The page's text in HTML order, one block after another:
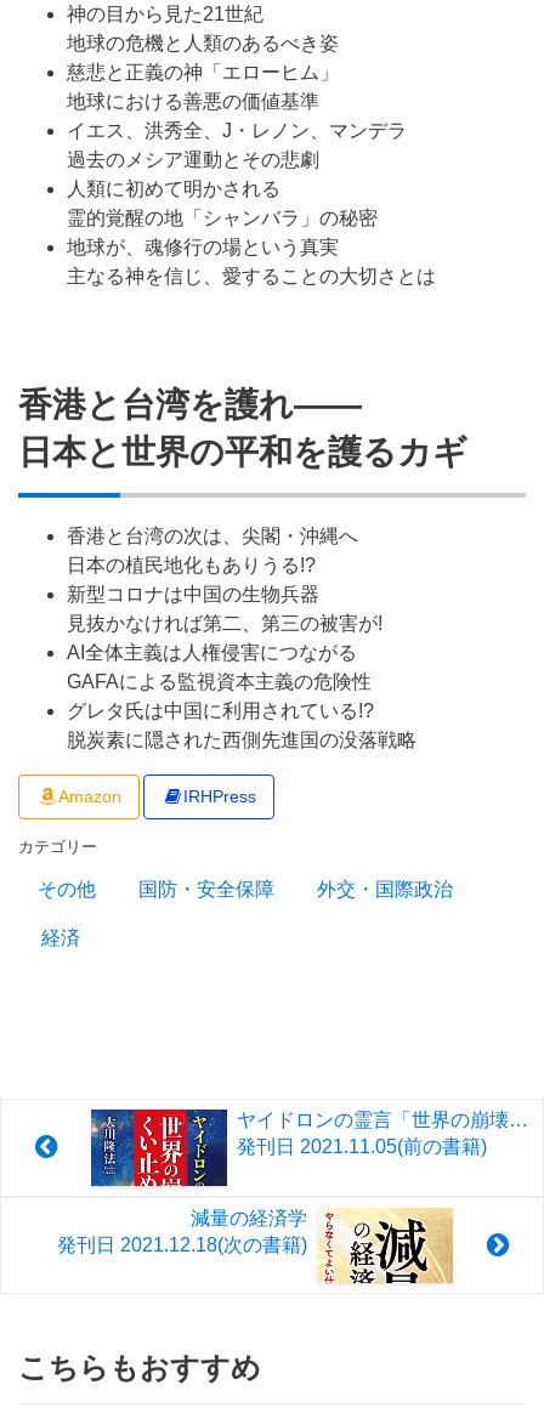
神の目から見た21世紀
地球の危機と人類のあるべき姿
慈悲と正義の神「エローヒム」
地球における善悪の価値基準
イエス、洪秀全、J・レノン、マンデラ
過去のメシア運動とその悲劇
人類に初めて明かされる
霊的覚醒の地「シャンバラ」の秘密
地球が、魂修行の場という真実
主なる神を信じ、愛することの大切さとは
香港と台湾を護れ――
日本と世界の平和を護るカギ
香港と台湾の次は、尖閣・沖縄へ
日本の植民地化もありうる!?
新型コロナは中国の生物兵器
見抜かなければ第二、第三の被害が!
AI全体主義は人権侵害につながる
GAFAによる監視資本主義の危険性
グレタ氏は中国に利用されている!?
脱炭素に隠された西側先進国の没落戦略
Amazon IRHPress
カテゴリー
その他 国防・安全保障 外交・国際政治
経済
ヤイドロンの霊言「世界の崩壊をくい止めるには」
発刊日 2021.11.05(前の書籍)
減量の経済学
発刊日 2021.12.18(次の書籍)
こちらもおすすめ